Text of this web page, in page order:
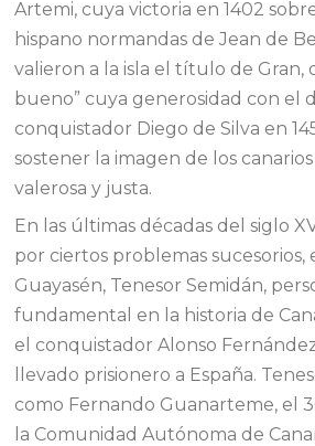
Artemi, cuya victoria en 1402
hispano normandas de Jean de
valieron a la isla el título de Gran,
bueno” cuya generosidad con el
conquistador Diego de Silva en
sostener la imagen de los
valerosa y justa.
En las últimas décadas del siglo
por ciertos problemas sucesorios,
Guayasén, Tenesor Semidán,
fundamental en la historia de
el conquistador Alonso
llevado prisionero a España.
como Fernando Guanarteme, el
la Comunidad Autónoma de